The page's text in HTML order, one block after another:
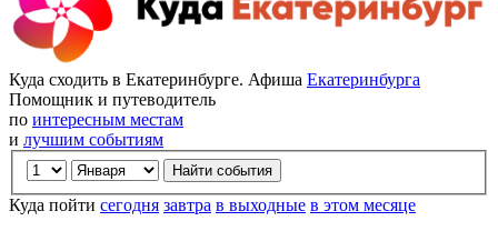
Куда сходить в Екатеринбурге. Афиша Екатеринбурга
Помощник и путеводитель
по интересным местам
и лучшим событиям
Куда пойти сегодня завтра в выходные в этом месяце